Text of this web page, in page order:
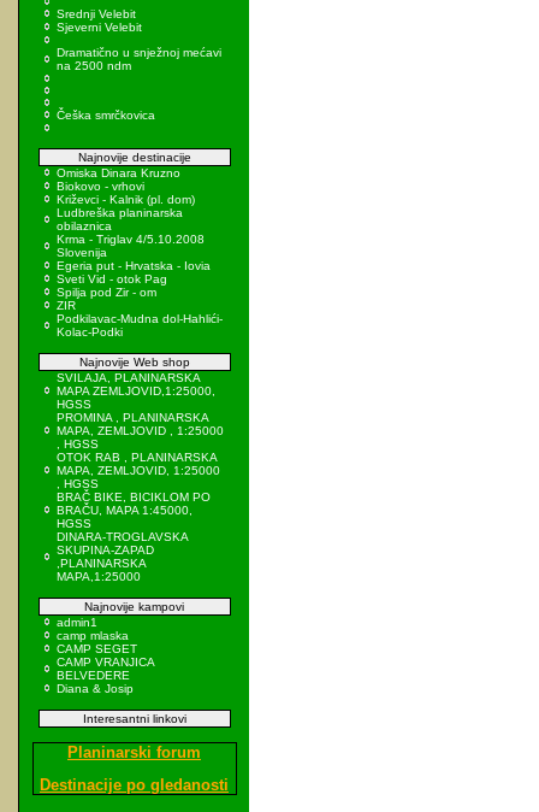
Srednji Velebit
Sjeverni Velebit
Dramatično u snježnoj mećavi
na 2500 ndm
Češka smrčkovica
Najnovije destinacije
Omiska Dinara Kruzno
Biokovo - vrhovi
Križevci - Kalnik (pl. dom)
Ludbreška planinarska
obilaznica
Krma - Triglav 4/5.10.2008
Slovenija
Egeria put - Hrvatska - Iovia
Sveti Vid - otok Pag
Spilja pod Zir - om
ZIR
Podkilavac-Mudna dol-Hahlići-
Kolac-Podki
Najnovije Web shop
SVILAJA, PLANINARSKA
MAPA ZEMLJOVID,1:25000,
HGSS
PROMINA , PLANINARSKA
MAPA, ZEMLJOVID , 1:25000
, HGSS
OTOK RAB , PLANINARSKA
MAPA, ZEMLJOVID, 1:25000
, HGSS
BRAČ BIKE, BICIKLOM PO
BRAČU, MAPA 1:45000,
HGSS
DINARA-TROGLAVSKA
SKUPINA-ZAPAD
,PLANINARSKA
MAPA,1:25000
Najnovije kampovi
admin1
camp mlaska
CAMP SEGET
CAMP VRANJICA
BELVEDERE
Diana & Josip
Interesantni linkovi
Planinarski forum
Destinacije po gledanosti